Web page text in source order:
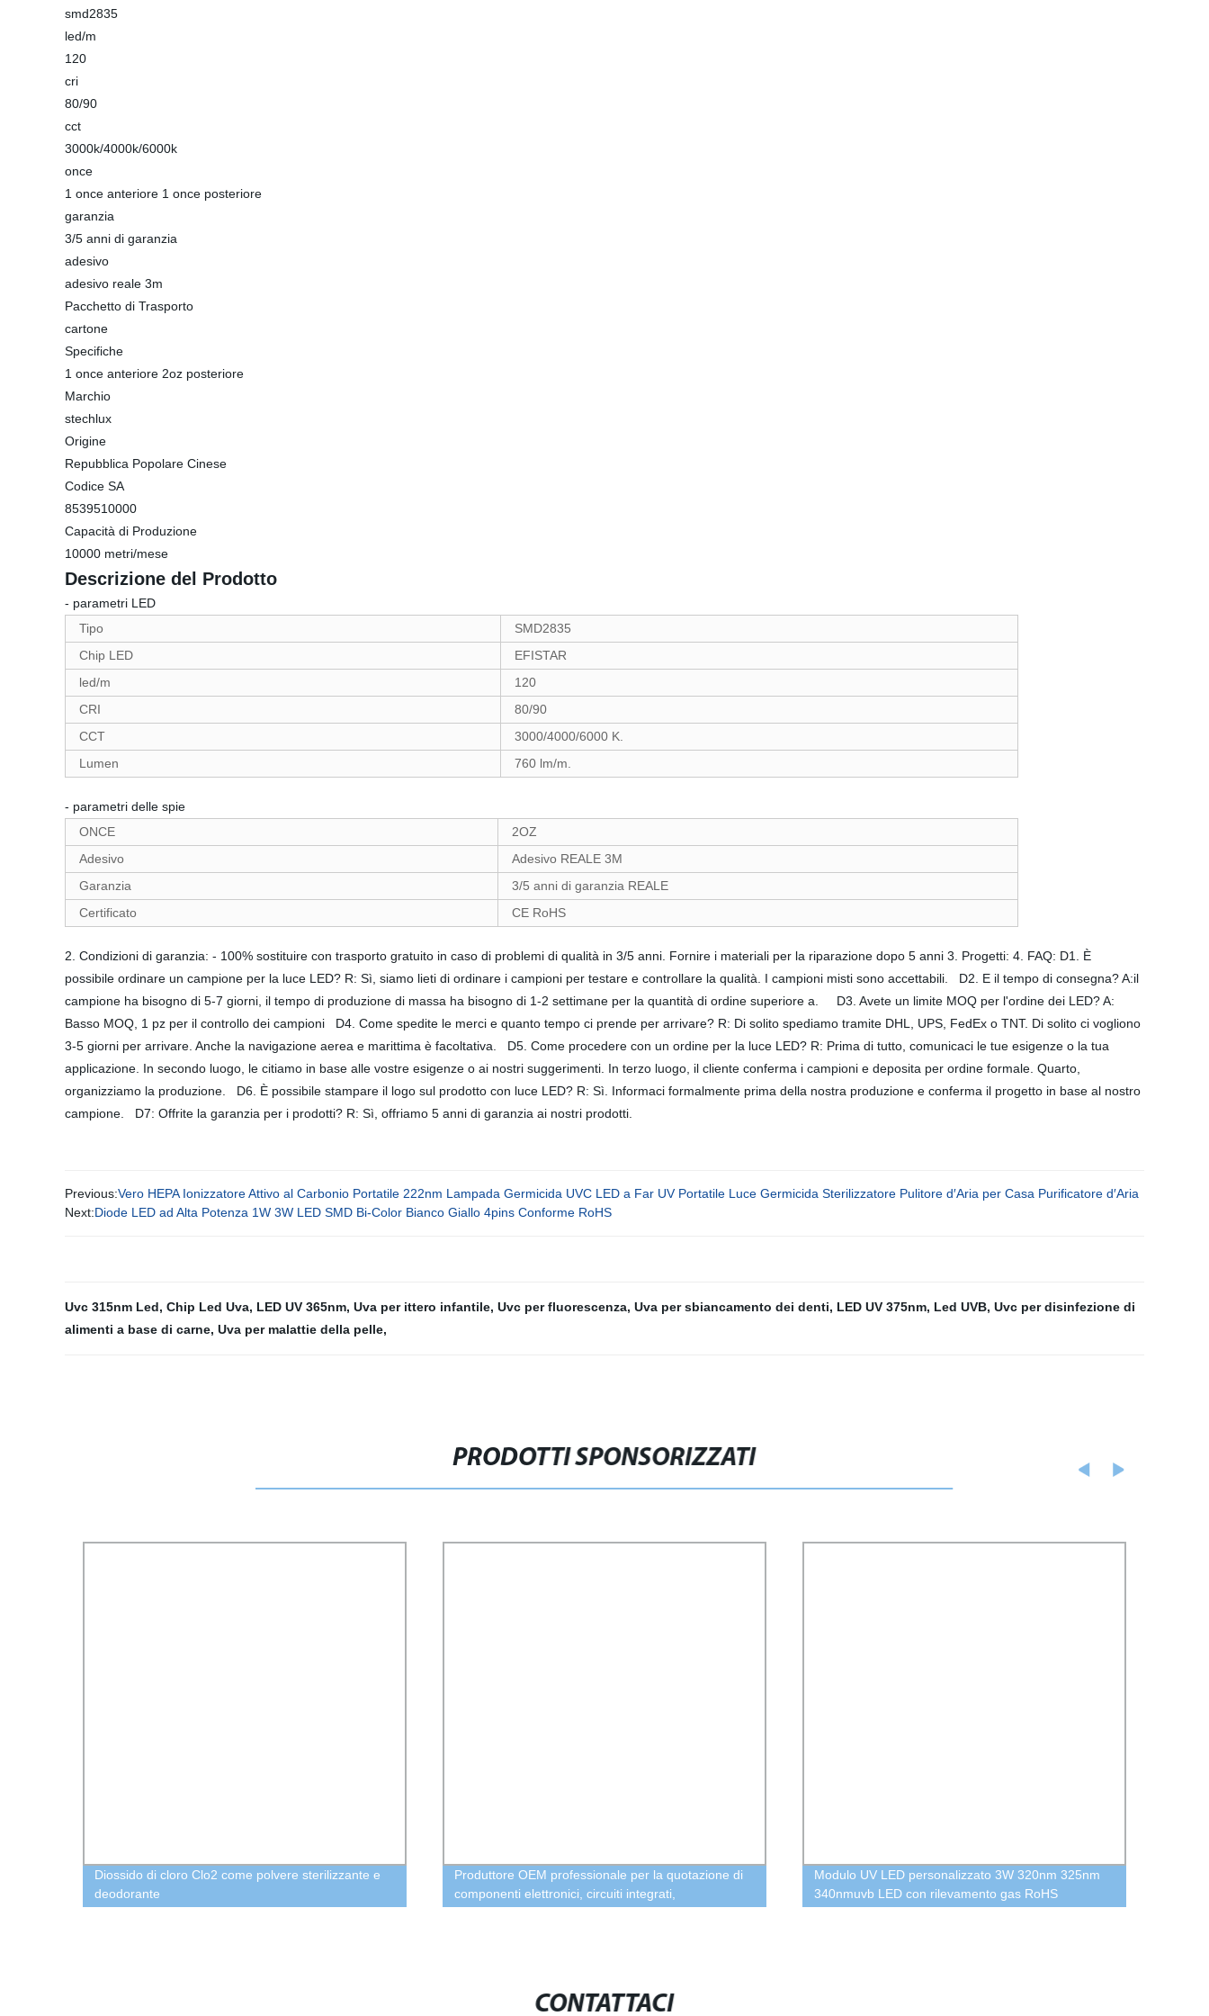
smd2835
led/m
120
cri
80/90
cct
3000k/4000k/6000k
once
1 once anteriore 1 once posteriore
garanzia
3/5 anni di garanzia
adesivo
adesivo reale 3m
Pacchetto di Trasporto
cartone
Specifiche
1 once anteriore 2oz posteriore
Marchio
stechlux
Origine
Repubblica Popolare Cinese
Codice SA
8539510000
Capacità di Produzione
10000 metri/mese
Descrizione del Prodotto
- parametri LED
Tipo
SMD2835
Chip LED
EFISTAR
led/m
120
CRI
80/90
CCT
3000/4000/6000 K.
Lumen
760 lm/m.
- parametri delle spie
ONCE
2OZ
Adesivo
Adesivo REALE 3M
Garanzia
3/5 anni di garanzia REALE
Certificato
CE RoHS
2. Condizioni di garanzia: - 100% sostituire con trasporto gratuito in caso di problemi di qualità in 3/5 anni. Fornire i materiali per la riparazione dopo 5 anni 3. Progetti: 4. FAQ: D1. È
possibile ordinare un campione per la luce LED? R: Sì, siamo lieti di ordinare i campioni per testare e controllare la qualità. I campioni misti sono accettabili. D2. E il tempo di consegna? A:il
campione ha bisogno di 5-7 giorni, il tempo di produzione di massa ha bisogno di 1-2 settimane per la quantità di ordine superiore a. D3. Avete un limite MOQ per l'ordine dei LED? A:
Basso MOQ, 1 pz per il controllo dei campioni D4. Come spedite le merci e quanto tempo ci prende per arrivare? R: Di solito spediamo tramite DHL, UPS, FedEx o TNT. Di solito ci vogliono
3-5 giorni per arrivare. Anche la navigazione aerea e marittima è facoltativa. D5. Come procedere con un ordine per la luce LED? R: Prima di tutto, comunicaci le tue esigenze o la tua
applicazione. In secondo luogo, le citiamo in base alle vostre esigenze o ai nostri suggerimenti. In terzo luogo, il cliente conferma i campioni e deposita per ordine formale. Quarto,
organizziamo la produzione. D6. È possibile stampare il logo sul prodotto con luce LED? R: Sì. Informaci formalmente prima della nostra produzione e conferma il progetto in base al nostro
campione. D7: Offrite la garanzia per i prodotti? R: Sì, offriamo 5 anni di garanzia ai nostri prodotti.
Previous:Vero HEPA Ionizzatore Attivo al Carbonio Portatile 222nm Lampada Germicida UVC LED a Far UV Portatile Luce Germicida Sterilizzatore Pulitore d′Aria per Casa Purificatore d′Aria
Next:Diode LED ad Alta Potenza 1W 3W LED SMD Bi-Color Bianco Giallo 4pins Conforme RoHS
Uvc 315nm Led, Chip Led Uva, LED UV 365nm, Uva per ittero infantile, Uvc per fluorescenza, Uva per sbiancamento dei denti, LED UV 375nm, Led UVB, Uvc per disinfezione di
alimenti a base di carne, Uva per malattie della pelle,
PRODOTTI SPONSORIZZATI
Diossido di cloro Clo2 come polvere sterilizzante e
deodorante
Produttore OEM professionale per la quotazione di
componenti elettronici, circuiti integrati,
Modulo UV LED personalizzato 3W 320nm 325nm
340nmuvb LED con rilevamento gas RoHS
CONTATTACI